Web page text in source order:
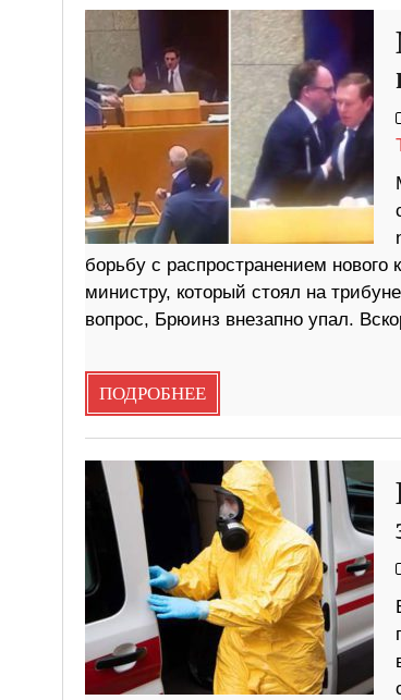
борьбу с распространением
министру, который стоял на
вопрос, Брюинз внезапно упал.
ПОДРОБНЕЕ